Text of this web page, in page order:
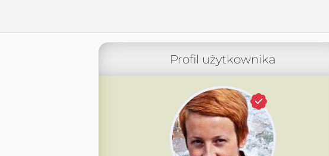
Profil użytkownika